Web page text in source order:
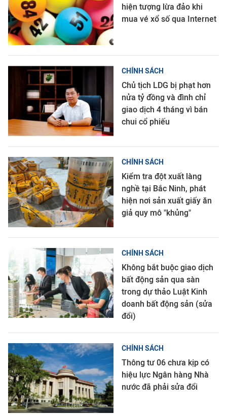
hiện tượng lừa đảo khi
mua vé xổ số qua Internet
CHÍNH SÁCH
Chủ tịch LDG bị phạt hơn
nửa tỷ đồng và đình chỉ
giao dịch 4 tháng vì bán
chui cổ phiếu
CHÍNH SÁCH
Kiểm tra đột xuất làng
nghề tại Bắc Ninh, phát
hiện nơi sản xuất giấy ăn
giả quy mô "khủng"
CHÍNH SÁCH
Không bắt buộc giao dịch
bất động sản qua sàn
trong dự thảo Luật Kinh
doanh bất động sản (sửa
đổi)
CHÍNH SÁCH
Thông tư 06 chưa kịp có
hiệu lực Ngân hàng Nhà
nước đã phải sửa đổi